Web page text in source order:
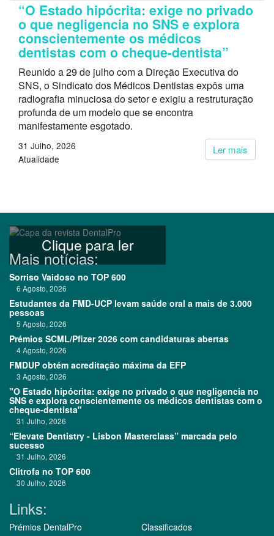
“O Estado hipócrita: exige no privado
o que negligencia no SNS e explora
conscientemente os médicos
dentistas com o cheque-dentista”
Reunido a 29 de julho com a Direção Executiva do
SNS, o Sindicato dos Médicos Dentistas expôs uma
radiografia minuciosa do setor e exigiu a restruturação
profunda de um modelo que se encontra
manifestamente esgotado.
Ler mais
31 Julho, 2026
Atualidade
Clique para ler
Mais notícias:
Sorriso Vaidoso no TOP 600
6 Agosto, 2026
Estudantes da FMD-UCP levam saúde oral a mais de 3.000
pessoas
5 Agosto, 2026
Prémios SCML/Pfizer 2026 com candidaturas abertas
4 Agosto, 2026
FMDUP obtém acreditação máxima da EFP
3 Agosto, 2026
"O Estado hipócrita: exige no privado o que negligencia no
SNS e explora conscientemente os médicos dentistas com o
cheque-dentista"
31 Julho, 2026
“Elevate Dentistry - Lisbon Masterclass” marcada pelo
sucesso
31 Julho, 2026
Clitrofa no TOP 600
30 Julho, 2026
Links:
Prémios DentalPro Classificados